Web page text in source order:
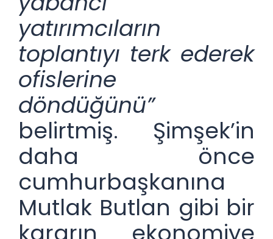
yatırımcıların
toplantıyı terk ederek
ofislerine
döndüğünü”
belirtmiş. Şimşek’in
daha önce
cumhurbaşkanına
Mutlak Butlan gibi bir